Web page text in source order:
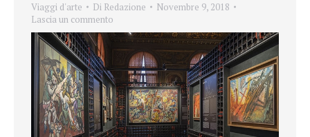
Viaggi d'arte Di Redazione
Novembre 9, 2018
Lascia un commento